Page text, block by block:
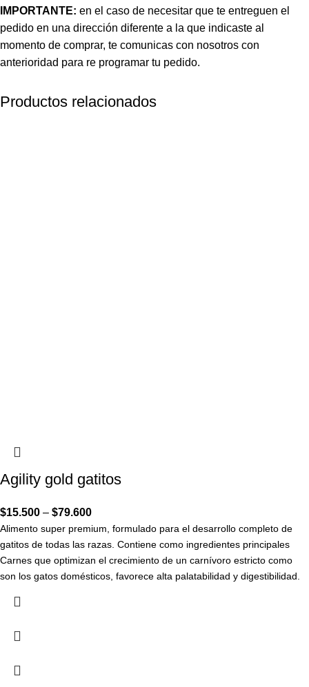
IMPORTANTE: en el caso de necesitar que te entreguen el
pedido en una dirección diferente a la que indicaste al
momento de comprar, te comunicas con nosotros con
anterioridad para re programar tu pedido.
Productos relacionados
Agility gold gatitos
$15.500 – $79.600
Alimento super premium, formulado para el desarrollo completo de
gatitos de todas las razas. Contiene como ingredientes principales
Carnes que optimizan el crecimiento de un carnívoro estricto como
son los gatos domésticos, favorece alta palatabilidad y digestibilidad.
ideal en su orina. El sistema DH PACK fortalece el sistema
proteínas de origen animal dentro de su fabricación, determina un